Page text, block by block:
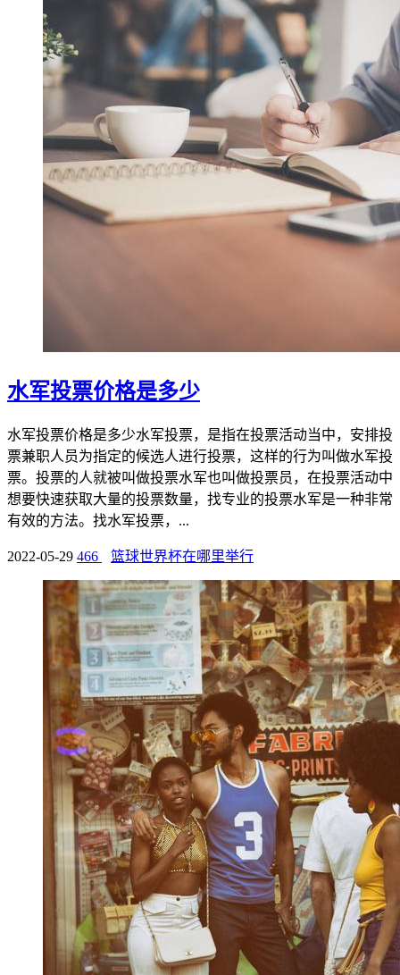
水军投票价格是多少
水军投票价格是多少水军投票，是指在投票活动当中，安排投
票兼职人员为指定的候选人进行投票，这样的行为叫做水军投
票。投票的人就被叫做投票水军也叫做投票员，在投票活动中
想要快速获取大量的投票数量，找专业的投票水军是一种非常
有效的方法。找水军投票，...
2022-05-29 466 篮球世界杯在哪里举行